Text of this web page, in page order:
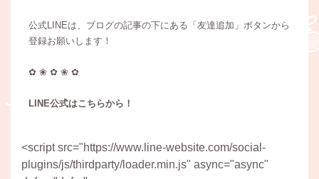
公式LINEは、ブログの記事の下にある「友達追加」ボタンから
登録お願いします！
✿ ❀ ✿ ❀ ✿
LINE公式はこちらから！
<script src="https://www.line-website.com/social-
plugins/js/thirdparty/loader.min.js" async="async"